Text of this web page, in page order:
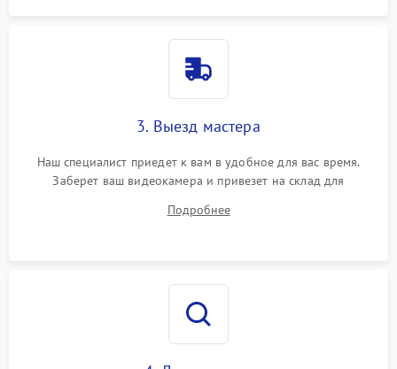
3. Выезд мастера
Наш специалист приедет к вам в удобное для вас время.
Заберет ваш видеокамера и привезет на склад для
Подробнее